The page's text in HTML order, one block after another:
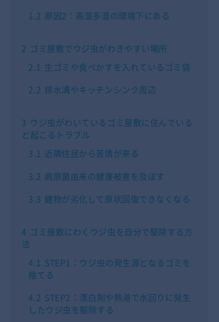
1.2 原因2：高温多湿の環境下にある
2 ゴミ屋敷でウジ虫がわきやすい場所
2.1 生ゴミや食べかすを入れているゴミ袋
2.2 排水溝やキッチンシンク周辺
3 ウジ虫がわいているゴミ屋敷に住んでいる
と起こるトラブル
3.1 近隣住民から苦情が来る
3.2 病原菌由来の健康被害を及ぼす
3.3 建物が劣化して原状回復できなくなる
4 ゴミ屋敷にわくウジ虫を自分で駆除する方
法
4.1 STEP1：ウジ虫の発生源となるゴミを
捨てる
4.2 STEP2：漂白剤や熱湯で水回りに発生
したウジ虫を駆除する